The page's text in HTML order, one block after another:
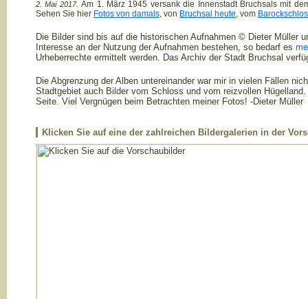
2. Mai 2017.Am 1. März 1945 versank die Innenstadt Bruchsals mit
Sehen Sie hier Fotos von damals, von Bruchsal heute, vom
Die Bilder sind bis auf die historischen Aufnahmen © Dieter Müller
Interesse an der Nutzung der Aufnahmen bestehen, so bedarf es
Urheberrechte ermittelt werden. Das Archiv der Stadt Bruchsal
Die Abgrenzung der Alben untereinander war mir in vielen Fällen
Stadtgebiet auch Bilder vom Schloss und vom reizvollen
Seite. Viel Vergnügen beim Betrachten meiner Fotos! -Dieter Müller
Klicken Sie auf eine der zahlreichen Bildergalerien in der